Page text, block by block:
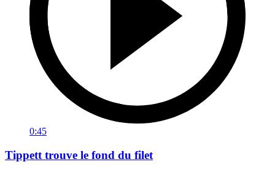
0:45
Tippett trouve le fond du filet